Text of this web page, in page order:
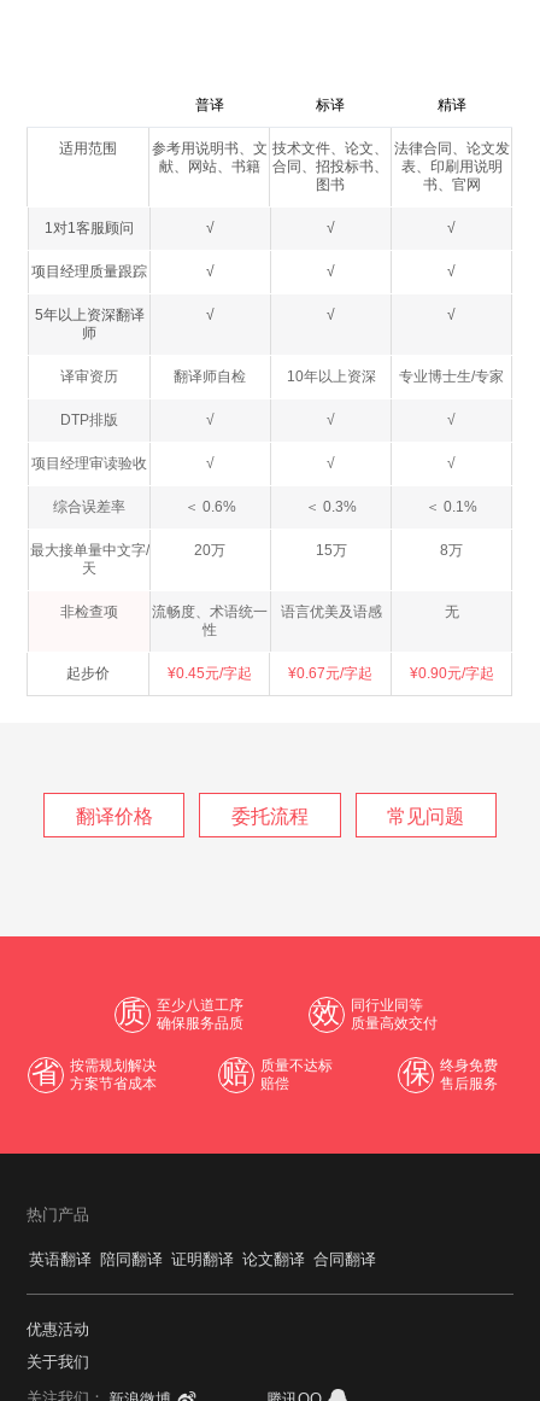
普译 标译 精译
适用范围
参考用说明书、文
献、网站、书籍
技术文件、论文、
合同、招投标书、
图书
法律合同、论文发
表、印刷用说明
书、官网
1对1客服顾问 √ √ √
项目经理质量跟踪 √ √ √
5年以上资深翻译
师
√ √ √
译审资历 翻译师自检 10年以上资深 专业博士生/专家
DTP排版 √ √ √
项目经理审读验收 √ √ √
综合误差率 ＜ 0.6% ＜ 0.3% ＜ 0.1%
最大接单量中文字/
天
20万 15万 8万
非检查项
流畅度、术语统一
性
语言优美及语感 无
起步价 ¥0.45元/字起 ¥0.67元/字起 ¥0.90元/字起
翻译价格 委托流程 常见问题
质
至少八道工序
确保服务品质
效
同行业同等
质量高效交付
省
按需规划解决
方案节省成本
赔
质量不达标
赔偿
保
终身免费
售后服务
热门产品
英语翻译 陪同翻译 证明翻译 论文翻译 合同翻译
优惠活动
关于我们